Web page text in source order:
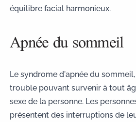
équilibre facial harmonieux.
Apnée du sommeil
Le syndrome d’apnée du
trouble pouvant survenir à tout
sexe de la personne. Les
présentent des interruptions de